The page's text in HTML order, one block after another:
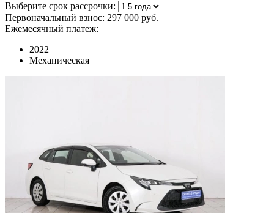
Выберите срок рассрочки:
Первоначальный взнос: 297 000 руб.
Ежемесячный платеж:
2022
Механическая